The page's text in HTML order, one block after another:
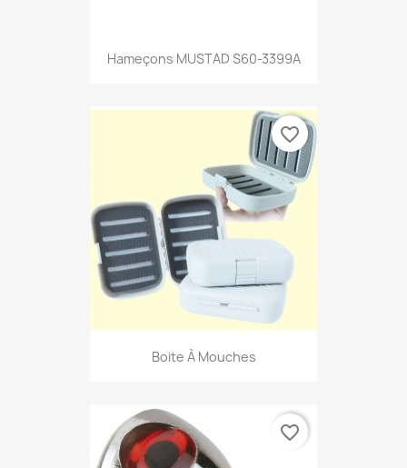
Hameçons MUSTAD S60-3399A
Boite À Mouches
favorite_border
favorite_border